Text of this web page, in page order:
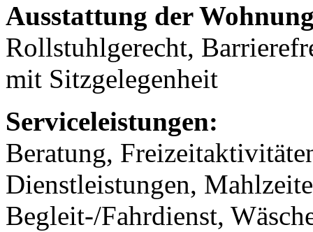
Ausstattung der
Rollstuhlgerecht,
mit Sitzgelegenheit
Serviceleistungen:
Beratung,
Dienstleistungen,
Begleit-/Fahrdienst,